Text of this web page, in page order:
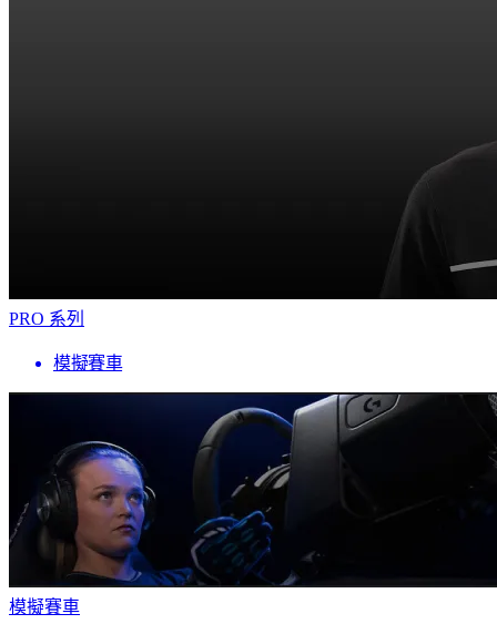
PRO 系列
模擬賽車
模擬賽車